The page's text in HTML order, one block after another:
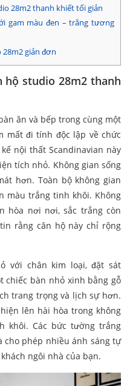
28m2 thanh khiết tối giản
gam màu đen – trắng tương
giản đơn
hộ studio 28m2 thanh
ăn và bếp trong cùng một
mất đi tính độc lập về chức
nội thất Scandinavian này
tích nhỏ. Không gian sống
hơn. Toàn bộ không gian
màu trắng tinh khôi. Không
hòa nơi nơi, sắc trắng còn
rằng căn hộ này chỉ rộng
với chân kim loại, đặt sát
chiếc bàn nhỏ xinh bằng gỗ
trang trọng và lịch sự hơn.
lên hài hòa trong không
khôi. Các bức tường trắng
cho phép nhiều ánh sáng tự
ngôi nhà của bạn.